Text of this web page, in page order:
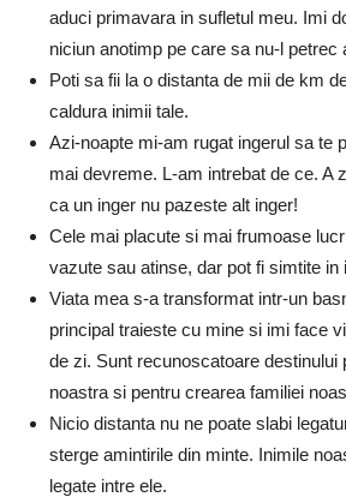
aduci primavara in sufletul meu. Imi
niciun anotimp pe care sa nu-l petrec
Poti sa fii la o distanta de mii de km
caldura inimii tale.
Azi-noapte mi-am rugat ingerul sa te
mai devreme. L-am intrebat de ce. A
ca un inger nu pazeste alt inger!
Cele mai placute si mai frumoase
vazute sau atinse, dar pot fi simtite in
Viata mea s-a transformat intr-un
principal traieste cu mine si imi face
de zi. Sunt recunoscatoare destinului
noastra si pentru crearea familiei
Nicio distanta nu ne poate slabi
sterge amintirile din minte. Inimile
legate intre ele.